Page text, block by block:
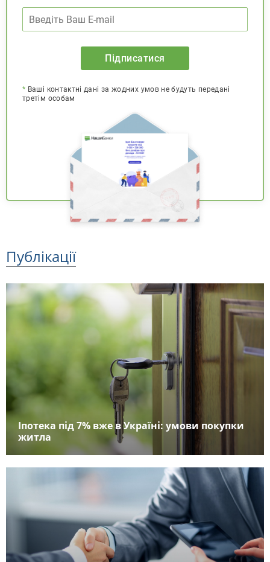
Підписатися
* Ваші контактні дані за жодних умов не будуть передані
третім особам
Публікації
Іпотека під 7% вже в Україні: умови покупки
житла